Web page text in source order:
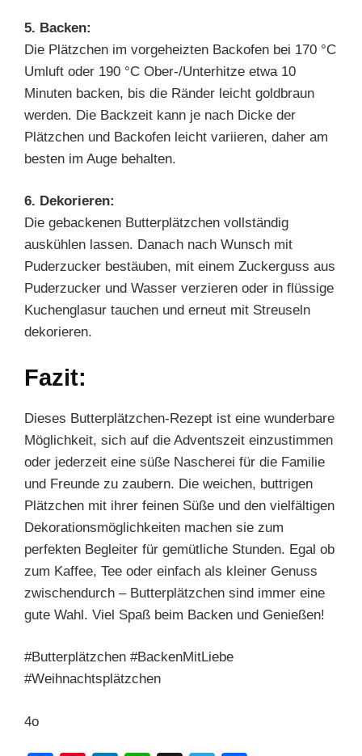
5. Backen:
Die Plätzchen im vorgeheizten Backofen bei 170 °C
Umluft oder 190 °C Ober-/Unterhitze etwa 10
Minuten backen, bis die Ränder leicht goldbraun
werden. Die Backzeit kann je nach Dicke der
Plätzchen und Backofen leicht variieren, daher am
besten im Auge behalten.
6. Dekorieren:
Die gebackenen Butterplätzchen vollständig
auskühlen lassen. Danach nach Wunsch mit
Puderzucker bestäuben, mit einem Zuckerguss aus
Puderzucker und Wasser verzieren oder in flüssige
Kuchenglasur tauchen und erneut mit Streuseln
dekorieren.
Fazit:
Dieses Butterplätzchen-Rezept ist eine wunderbare
Möglichkeit, sich auf die Adventszeit einzustimmen
oder jederzeit eine süße Nascherei für die Familie
und Freunde zu zaubern. Die weichen, buttrigen
Plätzchen mit ihrer feinen Süße und den vielfältigen
Dekorationsmöglichkeiten machen sie zum
perfekten Begleiter für gemütliche Stunden. Egal ob
zum Kaffee, Tee oder einfach als kleiner Genuss
zwischendurch – Butterplätzchen sind immer eine
gute Wahl. Viel Spaß beim Backen und Genießen!
#Butterplätzchen #BackenMitLiebe
#Weihnachtsplätzchen
4o